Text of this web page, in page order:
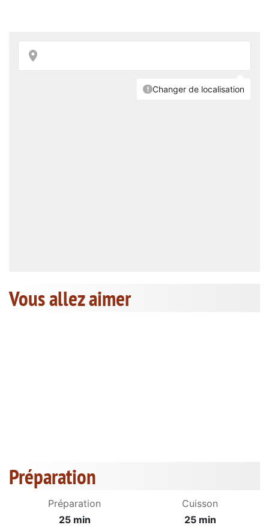
Vous allez aimer
Préparation
Préparation
25 min
Cuisson
25 min